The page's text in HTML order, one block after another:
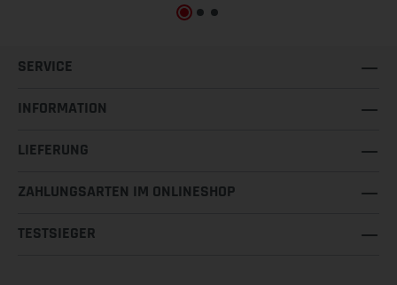
SERVICE
INFORMATION
LIEFERUNG
ZAHLUNGSARTEN IM ONLINESHOP
TESTSIEGER